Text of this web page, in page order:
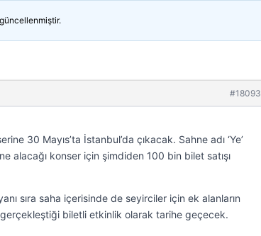
#18093
30 Mayıs’ta İstanbul’da çıkacak. Sahne adı ‘Ye’
alacağı konser için şimdiden 100 bin bilet satışı
sıra saha içerisinde de seyirciler için ek alanların
gerçekleştiği biletli etkinlik olarak tarihe geçecek.